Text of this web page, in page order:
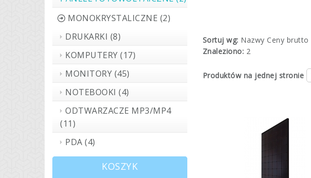
MONOKRYSTALICZNE (2)
DRUKARKI (8)
KOMPUTERY (17)
MONITORY (45)
NOTEBOOKI (4)
ODTWARZACZE MP3/MP4
(11)
PDA (4)
KOSZYK
Sortuj wg: Nazwy Ceny brutto
Znaleziono: 2
Produktów na jednej stronie